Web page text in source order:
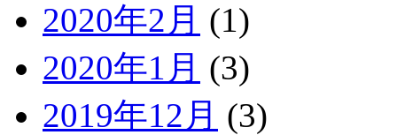
2020年2月 (1)
2020年1月 (3)
2019年12月 (3)